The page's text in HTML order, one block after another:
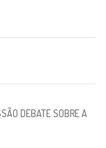
DEBATE SOBRE A